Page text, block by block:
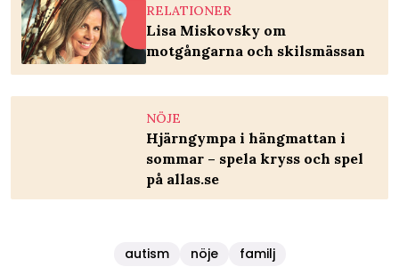
RELATIONER
Lisa Miskovsky om
motgångarna och skilsmässan
NÖJE
Hjärngympa i hängmattan i
sommar – spela kryss och spel
på allas.se
autism nöje familj